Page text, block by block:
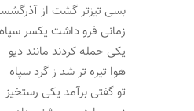
بسی تیزتر گشت از
زمانی فرو داشت یکسر سپاه
یکی حمله کردند مانند دیو
هوا تیره تر شد ز گرد سپاه
تو گفتی برآمد یکی رستخیز